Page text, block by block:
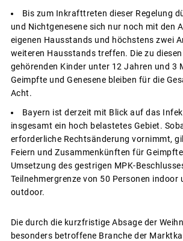
Bis zum Inkrafttreten dieser Regelung
und Nichtgenesene sich nur noch mit den
eigenen Hausstands und höchstens zwei
weiteren Hausstands treffen. Die zu
gehörenden Kinder unter 12 Jahren und 3
Geimpfte und Genesene bleiben für die
Acht.
Bayern ist derzeit mit Blick auf das
insgesamt ein hoch belastetes Gebiet.
erforderliche Rechtsänderung vornimmt,
Feiern und Zusammenkünften für
Umsetzung des gestrigen MPK-
Teilnehmergrenze von 50 Personen indoor
outdoor.
Die durch die kurzfristige Absage der
besonders betroffene Branche der